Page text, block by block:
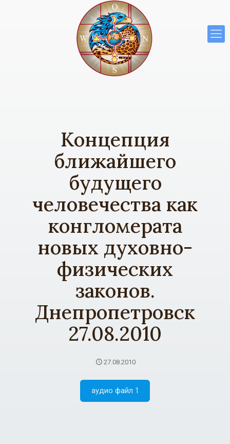
Концепция
ближайшего
будущего
человечества как
конгломерата
новых духовно-
физических
законов.
Днепропетровск
27.08.2010
27.08.2010
аудио файл 1